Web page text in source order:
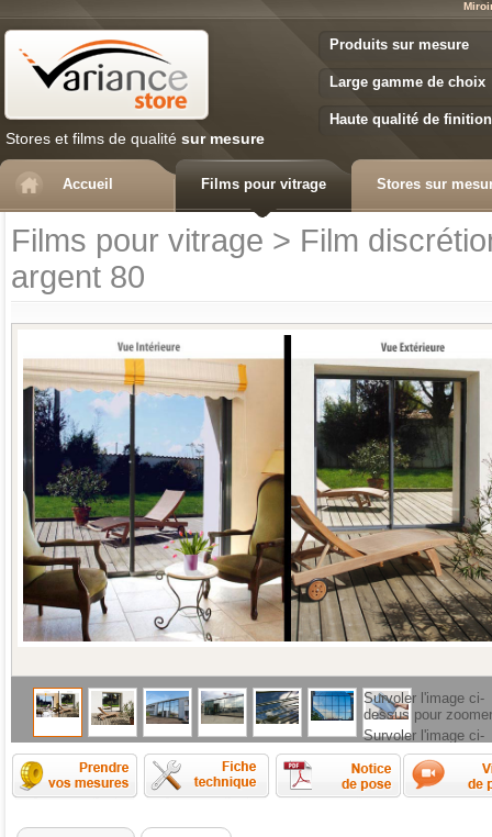
Stores et films de qualité sur mesure
Produits sur mesure
Large gamme de choix
Haute qualité de finition
Accueil Films pour vitrage Stores sur
Films pour vitrage > Film
argent 80
Survoler l'image ci-
dessus pour zoomer
Survoler l'image ci-
dessus pour zoomer
Comment prendre les mesures ?
Fiche technique